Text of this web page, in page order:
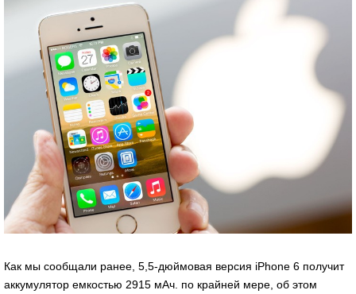
Как мы сообщали ранее, 5,5-дюймовая версия iPhone 6 получит
аккумулятор емкостью 2915 мАч. по крайней мере, об этом